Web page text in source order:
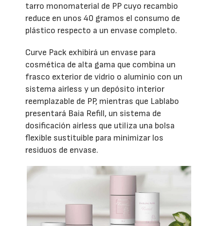
tarro monomaterial de PP cuyo recambio
reduce en unos 40 gramos el consumo de
plástico respecto a un envase completo.
Curve Pack exhibirá un envase para
cosmética de alta gama que combina un
frasco exterior de vidrio o aluminio con un
sistema airless y un depósito interior
reemplazable de PP, mientras que Lablabo
presentará Baia Refill, un sistema de
dosificación airless que utiliza una bolsa
flexible sustituible para minimizar los
residuos de envase.